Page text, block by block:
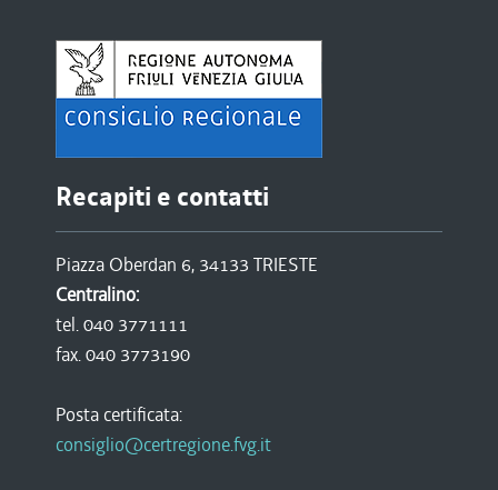
Recapiti e contatti
Piazza Oberdan 6, 34133 TRIESTE
Centralino:
tel. 040 3771111
fax. 040 3773190
Posta certificata:
consiglio@certregione.fvg.it